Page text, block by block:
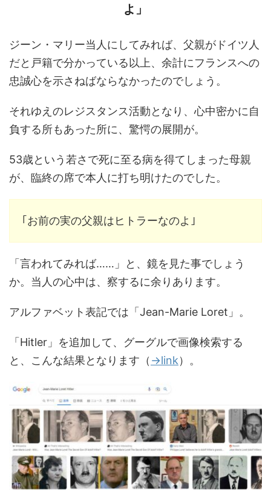
よ」
ジーン・マリー当人にしてみれば、父親がドイツ人
だと戸籍で分かっている以上、余計にフランスへの
忠誠心を示さねばならなかったのでしょう。
それゆえのレジスタンス活動となり、心中密かに自
負する所もあった所に、驚愕の展開が。
53歳という若さで死に至る病を得てしまった母親
が、臨終の席で本人に打ち明けたのでした。
｢お前の実の父親はヒトラーなのよ｣
「言われてみれば……」と、鏡を見た事でしょう
か。当人の心中は、察するに余りあります。
アルファベット表記では「Jean-Marie Loret」。
「Hitler」を追加して、グーグルで画像検索する
と、こんな結果となります（ →link）。